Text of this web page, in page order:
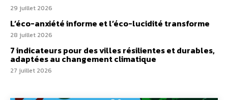
29 juillet 2026
L’éco-anxiété informe et l’éco-lucidité transforme
28 juillet 2026
7 indicateurs pour des villes résilientes et durables,
adaptées au changement climatique
27 juillet 2026